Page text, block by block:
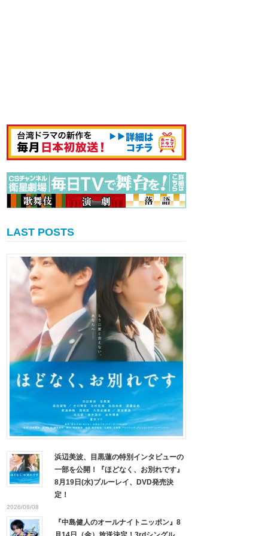
LAST POSTS
浜辺美波、目黒蓮の特別インタビューの
一部を公開！『ほどなく、お別れです』
8月19日(水)ブルーレイ、DVD発売決
定！
2026/08/08
『中島健人のオールナイトニッポン』8